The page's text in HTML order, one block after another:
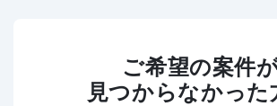
ご希望の案件
見つからなかった